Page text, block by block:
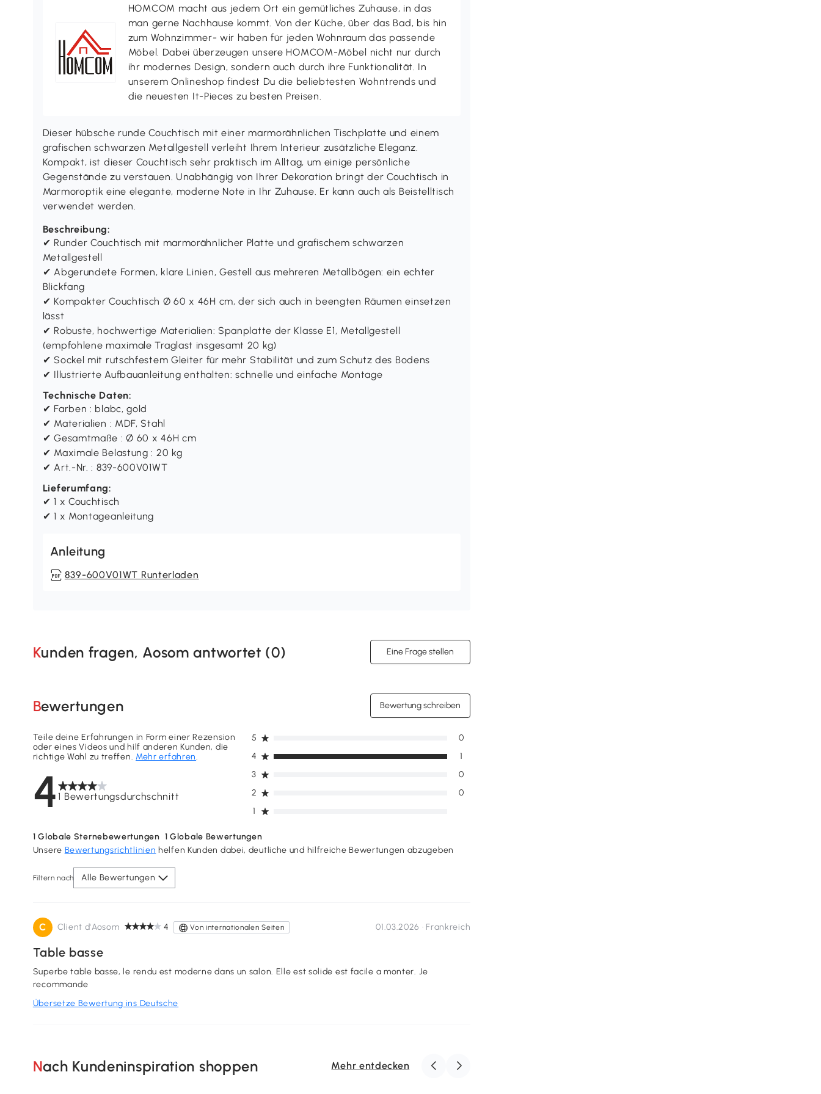
HOMCOM macht aus jedem Ort ein gemütliches Zuhause, in das
man gerne Nachhause kommt. Von der Küche, über das Bad, bis hin
zum Wohnzimmer- wir haben für jeden Wohnraum das passende
Möbel. Dabei überzeugen unsere HOMCOM-Möbel nicht nur durch
ihr modernes Design, sondern auch durch ihre Funktionalität. In
unserem Onlineshop findest Du die beliebtesten Wohntrends und
die neuesten It-Pieces zu besten Preisen.
Dieser hübsche runde Couchtisch mit einer marmorähnlichen Tischplatte und einem
grafischen schwarzen Metallgestell verleiht Ihrem Interieur zusätzliche Eleganz.
Kompakt, ist dieser Couchtisch sehr praktisch im Alltag, um einige persönliche
Gegenstände zu verstauen. Unabhängig von Ihrer Dekoration bringt der Couchtisch in
Marmoroptik eine elegante, moderne Note in Ihr Zuhause. Er kann auch als Beistelltisch
verwendet werden.
Beschreibung:
✔ Runder Couchtisch mit marmorähnlicher Platte und grafischem schwarzen
Metallgestell
✔ Abgerundete Formen, klare Linien, Gestell aus mehreren Metallbögen: ein echter
Blickfang
✔ Kompakter Couchtisch Ø 60 x 46H cm, der sich auch in beengten Räumen einsetzen
lässt
✔ Robuste, hochwertige Materialien: Spanplatte der Klasse E1, Metallgestell
(empfohlene maximale Traglast insgesamt 20 kg)
✔ Sockel mit rutschfestem Gleiter für mehr Stabilität und zum Schutz des Bodens
✔ Illustrierte Aufbauanleitung enthalten: schnelle und einfache Montage
Technische Daten:
✔ Farben : blabc, gold
✔ Materialien : MDF, Stahl
✔ Gesamtmaße : Ø 60 x 46H cm
✔ Maximale Belastung : 20 kg
✔ Art.-Nr. : 839-600V01WT
Lieferumfang:
✔ 1 x Couchtisch
✔ 1 x Montageanleitung
Anleitung
839-600V01WT Runterladen
Kunden fragen, Aosom antwortet (0) Eine Frage stellen
Bewertungen Bewertung schreiben
41 Bewertungsdurchschnitt
Teile deine Erfahrungen in Form einer Rezension
oder eines Videos und hilf anderen Kunden, die
richtige Wahl zu treffen. Mehr erfahren.
1
2 0
3 0
4 1
5 0
1 Globale Sternebewertungen 1 Globale Bewertungen
Unsere Bewertungsrichtlinien helfen Kunden dabei, deutliche und hilfreiche Bewertungen abzugeben
Filtern nach Alle Bewertungen
C Client d'Aosom 4 Von internationalen Seiten 01.03.2026 · Frankreich
Table basse
Superbe table basse, le rendu est moderne dans un salon. Elle est solide est facile a monter. Je
recommande
Übersetze Bewertung ins Deutsche
Nach Kundeninspiration shoppen Mehr entdecken